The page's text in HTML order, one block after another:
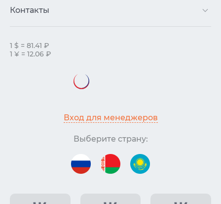
Контакты
1 $ = 81.41 ₽
1 ¥ = 12.06 ₽
Вход для менеджеров
Выберите страну: